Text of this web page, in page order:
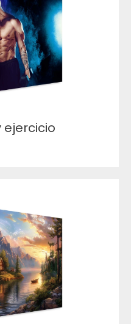
ejercicio